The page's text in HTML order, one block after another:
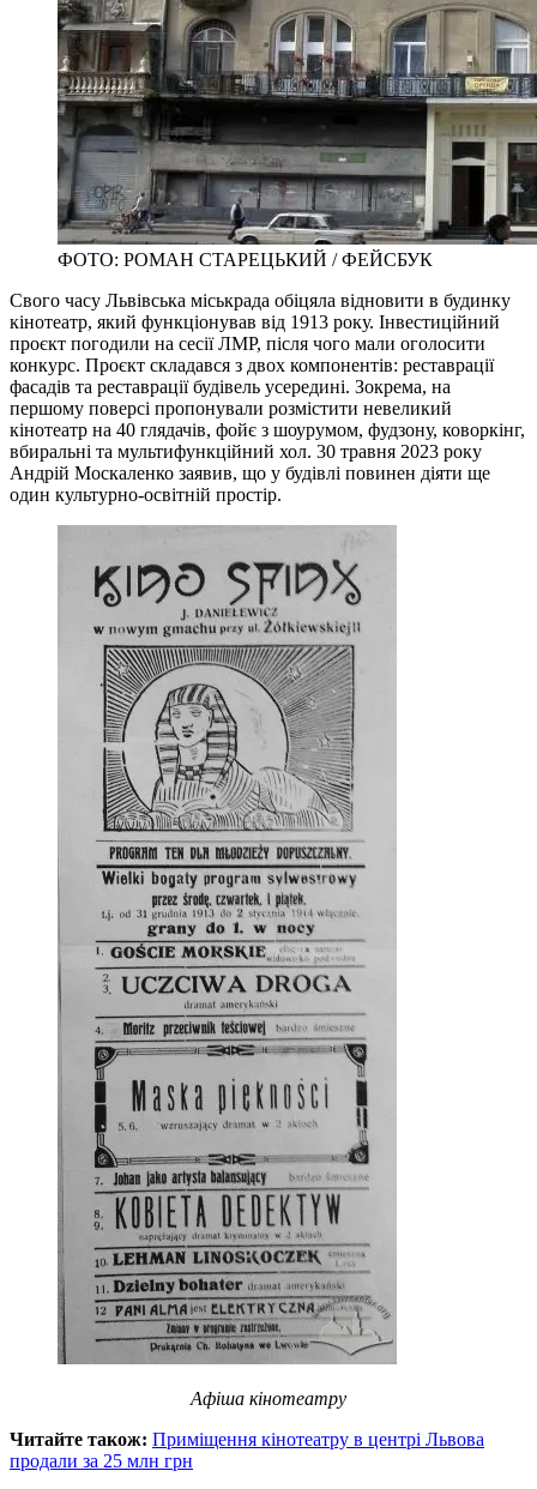
ФОТО: РОМАН СТАРЕЦЬКИЙ / ФЕЙСБУК
Свого часу Львівська міськрада обіцяла відновити в будинку
кінотеатр, який функціонував від 1913 року. Інвестиційний
проєкт погодили на сесії ЛМР, після чого мали оголосити
конкурс. Проєкт складався з двох компонентів: реставрації
фасадів та реставрації будівель усередині. Зокрема, на
першому поверсі пропонували розмістити невеликий
кінотеатр на 40 глядачів, фойє з шоурумом, фудзону, коворкінг,
вбиральні та мультифункційний хол. 30 травня 2023 року
Андрій Москаленко заявив, що у будівлі повинен діяти ще
один культурно-освітній простір.
Афіша кінотеатру
Читайте також: Приміщення кінотеатру в центрі Львова
продали за 25 млн грн